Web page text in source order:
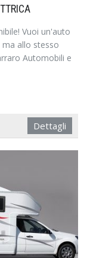
Vuoi un'auto
ma allo stesso
Automobili e
Dettagli